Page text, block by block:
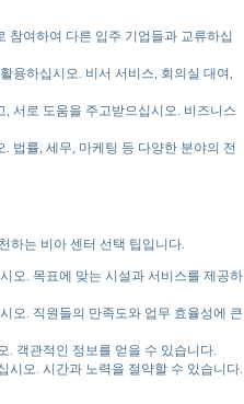
여하여 다른 입주 기업들과 교류하십
용하십시오. 비서 서비스, 회의실 대여,
서로 도움을 주고받으십시오. 비즈니스
법률, 세무, 마케팅 등 다양한 분야의 전
하는 비아 센터 선택 팁입니다.
오. 목표에 맞는 시설과 서비스를 제공하
오. 직원들의 만족도와 업무 효율성에 큰
객관적인 정보를 얻을 수 있습니다.
오. 시간과 노력을 절약할 수 있습니다.